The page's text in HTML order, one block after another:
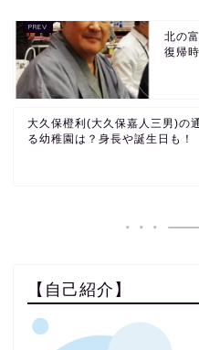
北の
復帰
大久保橙利(大久保嘉人三男)の
る幼稚園は？身長や誕生日も！
【自己紹介】